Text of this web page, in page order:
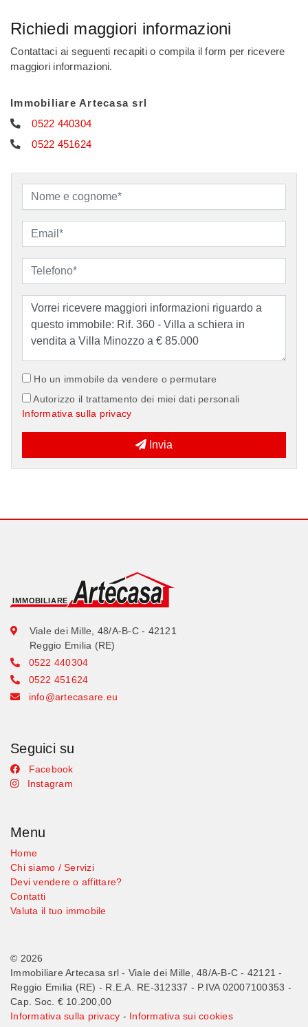
Richiedi maggiori informazioni
Contattaci ai seguenti recapiti o compila il form per ricevere
maggiori informazioni.
Immobiliare Artecasa srl
0522 440304
0522 451624
Ho un immobile da vendere o permutare
Autorizzo il trattamento dei miei dati personali
Informativa sulla privacy
Invia
Viale dei Mille, 48/A-B-C - 42121
Reggio Emilia (RE)
0522 440304
0522 451624
info@artecasare.eu
Seguici su
Facebook
Instagram
Menu
Home
Chi siamo / Servizi
Devi vendere o affittare?
Contatti
Valuta il tuo immobile
© 2026
Immobiliare Artecasa srl - Viale dei Mille, 48/A-B-C - 42121 -
Reggio Emilia (RE) - R.E.A. RE-312337 - P.IVA 02007100353 -
Cap. Soc. € 10.200,00
Informativa sulla privacy - Informativa sui cookies